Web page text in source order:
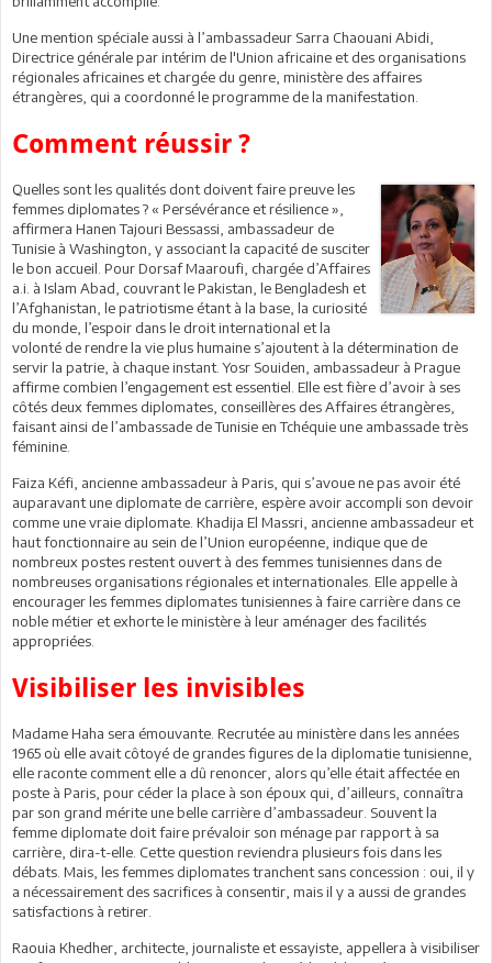
Une mention spéciale aussi à l’ambassadeur Sarra Chaouani Abidi,
Directrice générale par intérim de l'Union africaine et des organisations
régionales africaines et chargée du genre, ministère des affaires
étrangères, qui a coordonné le programme de la manifestation.
Comment réussir ?
Quelles sont les qualités dont doivent faire preuve les
femmes diplomates ? « Persévérance et résilience »,
affirmera Hanen Tajouri Bessassi, ambassadeur de
Tunisie à Washington, y associant la capacité de susciter
le bon accueil. Pour Dorsaf Maaroufi, chargée d’Affaires
a.i. à Islam Abad, couvrant le Pakistan, le Bengladesh et
l’Afghanistan, le patriotisme étant à la base, la curiosité
du monde, l’espoir dans le droit international et la
volonté de rendre la vie plus humaine s’ajoutent à la détermination de
servir la patrie, à chaque instant. Yosr Souiden, ambassadeur à Prague
affirme combien l’engagement est essentiel. Elle est fière d’avoir à ses
côtés deux femmes diplomates, conseillères des Affaires étrangères,
faisant ainsi de l’ambassade de Tunisie en Tchéquie une ambassade très
féminine.
Faiza Kéfi, ancienne ambassadeur à Paris, qui s’avoue ne pas avoir été
auparavant une diplomate de carrière, espère avoir accompli son devoir
comme une vraie diplomate. Khadija El Massri, ancienne ambassadeur et
haut fonctionnaire au sein de l’Union européenne, indique que de
nombreux postes restent ouvert à des femmes tunisiennes dans de
nombreuses organisations régionales et internationales. Elle appelle à
encourager les femmes diplomates tunisiennes à faire carrière dans ce
noble métier et exhorte le ministère à leur aménager des facilités
appropriées.
Visibiliser les invisibles
Madame Haha sera émouvante. Recrutée au ministère dans les années
1965 où elle avait côtoyé de grandes figures de la diplomatie tunisienne,
elle raconte comment elle a dû renoncer, alors qu’elle était affectée en
poste à Paris, pour céder la place à son époux qui, d’ailleurs, connaîtra
par son grand mérite une belle carrière d’ambassadeur. Souvent la
femme diplomate doit faire prévaloir son ménage par rapport à sa
carrière, dira-t-elle. Cette question reviendra plusieurs fois dans les
débats. Mais, les femmes diplomates tranchent sans concession : oui, il y
a nécessairement des sacrifices à consentir, mais il y a aussi de grandes
satisfactions à retirer.
Raouia Khedher, architecte, journaliste et essayiste, appellera à visibiliser